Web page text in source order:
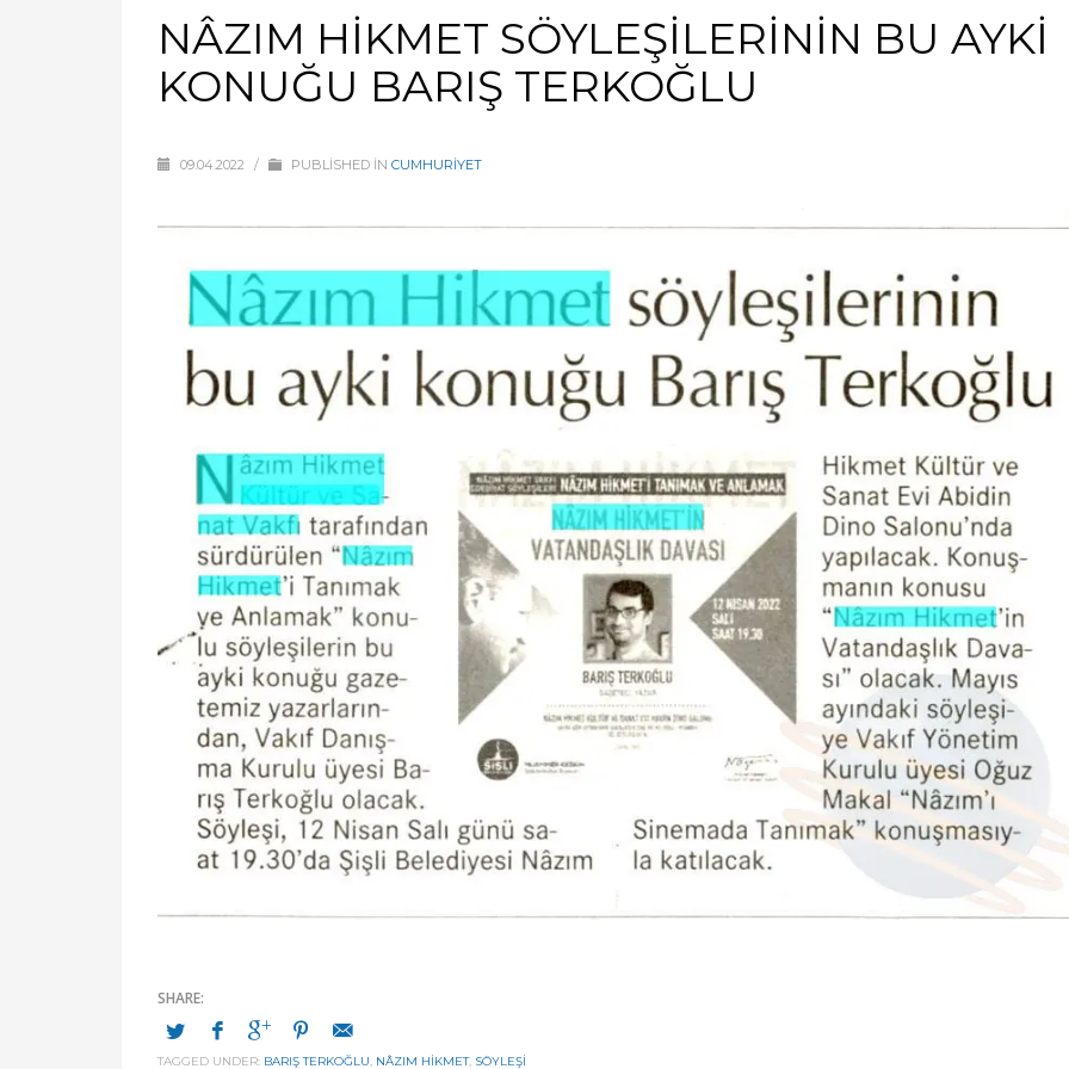
NÂZIM HİKMET SÖYLEŞİLERİNİN BU AYKİ
KONUĞU BARIŞ TERKOĞLU
09.04.2022 / PUBLISHED IN CUMHURİYET
TAGGED UNDER: BARIŞ TERKOĞLU, NÂZIM HIKMET, SÖYLEŞİ